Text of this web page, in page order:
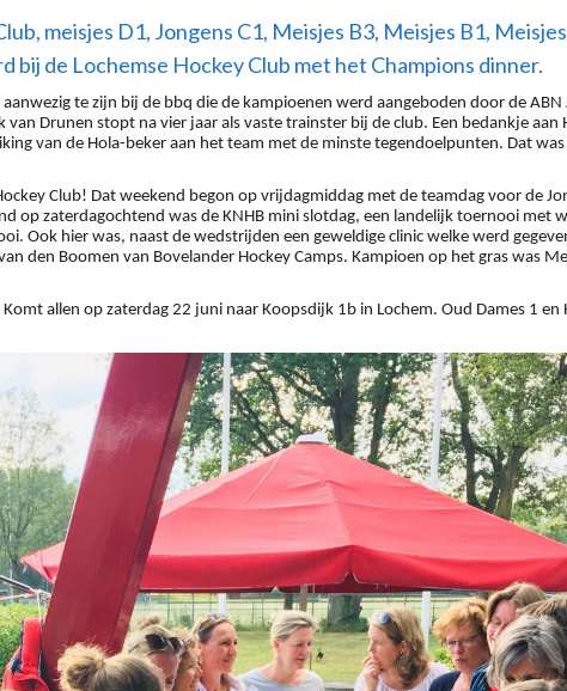
meisjes D1, Jongens C1, Meisjes B3, Meisjes B1,
bij de Lochemse Hockey Club met het Champions dinner.
te zijn bij de bbq die de kampioenen werd aangeboden door de
van Drunen stopt na vier jaar als vaste trainster bij de club. Een bedankje aan
van de Hola-beker aan het team met de minste tegendoelpunten. Dat
Club! Dat weekend begon op vrijdagmiddag met de teamdag voor de
op zaterdagochtend was de KNHB mini slotdag, een landelijk toernooi met
Ook hier was, naast de wedstrijden een geweldige clinic welke werd
den Boomen van Bovelander Hockey Camps. Kampioen op het gras was
allen op zaterdag 22 juni naar Koopsdijk 1b in Lochem. Oud Dames 1 en